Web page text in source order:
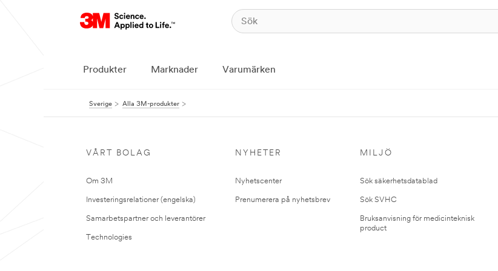
Produkter Marknader Varumärken
Sverige Alla 3M-produkter
VÅRT BOLAG
Om 3M
Investeringsrelationer (engelska)
Samarbetspartner och leverantörer
Technologies
NYHETER
Nyhetscenter
Prenumerera på nyhetsbrev
MILJÖ
Sök säkerhetsdatablad
Sök SVHC
Bruksanvisning för medicinteknisk
product